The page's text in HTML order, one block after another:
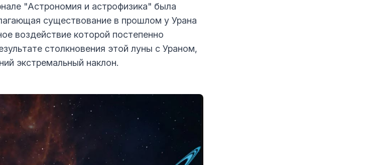
"Астрономия и астрофизика" была
существование в прошлом у Урана
воздействие которой постепенно
столкновения этой луны с Ураном,
экстремальный наклон.